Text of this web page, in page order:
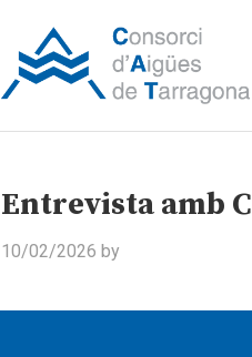
Entrevista amb
10/02/2026 by